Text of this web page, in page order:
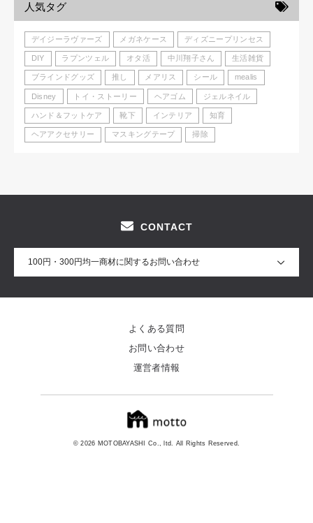
人気タグ
デイジーラヴァーズ メガネケース ディズニープリンセス
DIY ラプンツェル オタ活 中川翔子さん 生活雑貨
ブラインドグッズ 推し メアリス シール mealis
Disney トイ・ストーリー ヘアゴム ジェルネイル
ハンド＆フットケア 靴下 インテリア 知育
ヘアアクセサリー マスキングテープ 掃除
CONTACT
100円・300円均一商材に関するお問い合わせ
© 2026 MOTOBAYASHI Co., ltd. All Rights Reserved.
よくある質問
お問い合わせ
運営者情報